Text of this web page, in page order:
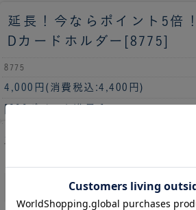
延長！今ならポイント5倍！
Dカードホルダー[8775]
8775
4,000円 (消費税込:4,400円)
[200ポイント進呈 ]
011 ブラック 在庫数：1